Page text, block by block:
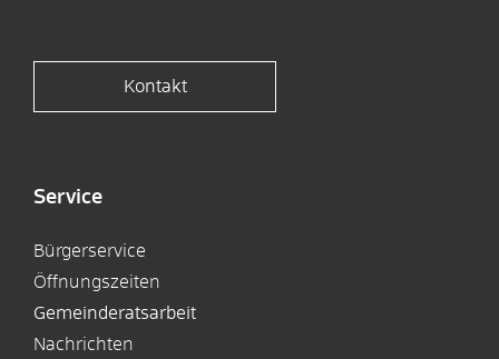
Kontakt
Service
Bürgerservice
Öffnungszeiten
Gemeinderatsarbeit
Nachrichten